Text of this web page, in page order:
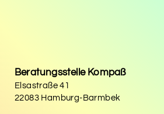
Beratungsstelle Kompaß
Elsastraße 41
22083 Hamburg-Barmbek